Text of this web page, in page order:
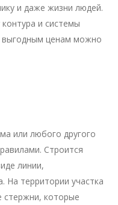
и даже жизни людей.
и системы
выгодным ценам можно
или любого другого
Строится
линии,
На территории участка
стержни, которые